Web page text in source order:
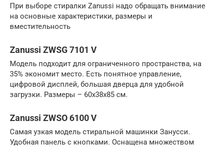
При выборе стиралки Zanussi надо обращать внимание
на основные характеристики, размеры и
вместительность
Zanussi ZWSG 7101 V
Модель подходит для ограниченного пространства, на
35% экономит место. Есть понятное управление,
цифровой дисплей, большая дверца для удобной
загрузки. Размеры – 60x38x85 см.
Zanussi ZWSO 6100 V
Самая узкая модель стиральной машинки Занусси.
Удобная панель с кнопками. Оснащена множеством